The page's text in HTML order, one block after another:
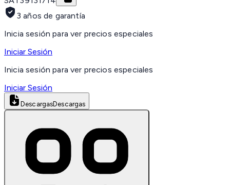
3 años de garantía
Inicia sesión para ver precios especiales
Iniciar Sesión
Inicia sesión para ver precios especiales
Iniciar Sesión
DescargasDescargas